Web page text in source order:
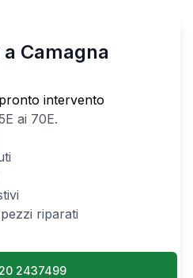
Camagna
intervento
E ai 70E.
riparati
2437499